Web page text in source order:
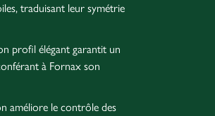
traduisant leur symétrie
profil élégant garantit un
à Fornax son
améliore le contrôle des